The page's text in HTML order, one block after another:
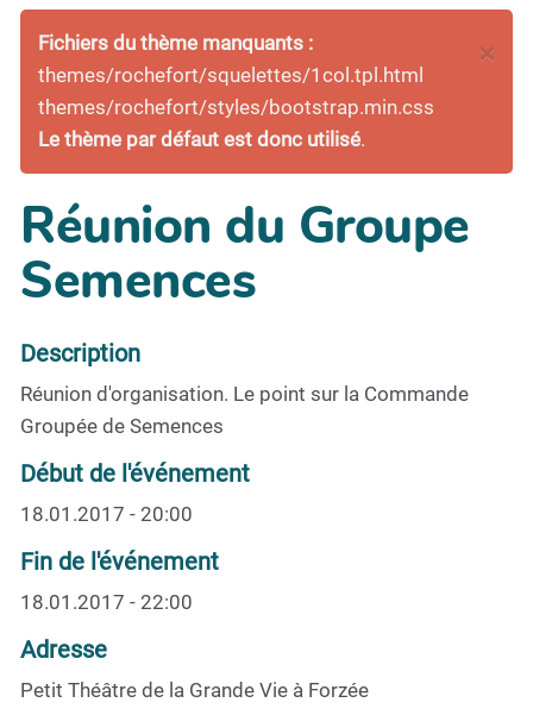
×
Fichiers du thème manquants :
themes/rochefort/squelettes/1col.tpl.html
themes/rochefort/styles/bootstrap.min.css
Le thème par défaut est donc utilisé.
Réunion du Groupe
Semences
Description
Réunion d'organisation. Le point sur la Commande
Groupée de Semences
Début de l'événement
18.01.2017 - 20:00
Fin de l'événement
18.01.2017 - 22:00
Adresse
Petit Théâtre de la Grande Vie à Forzée